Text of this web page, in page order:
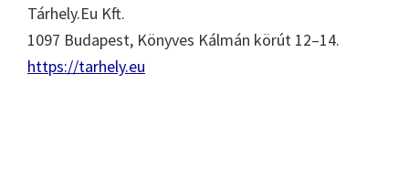
Tárhely.Eu Kft.
1097 Budapest, Könyves Kálmán körút 12–14.
https://tarhely.eu